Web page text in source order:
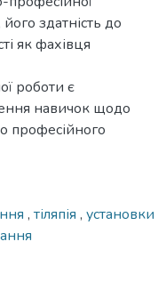
здатність до
як фахівця
роботи є
навичок щодо
професійного
, тіляпія , установки